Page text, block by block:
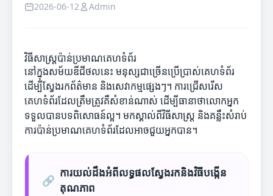
2026-06-12 Admin
វិធីសាស្ត្រប៉ាន់ប្រមាណគេហទំព័រ
នៅក្នុងសម័យឌីជីថលនេះ មនុស្សជាច្រើនប្រើប្រាស់គេហទំព័រ
ដើម្បីស្វែងរកព័ត៌មាន និងសេវាកម្មផ្សេងៗ។ ការជ្រើសរើស
គេហទំព័រដែលត្រឹមត្រូវគឺសំខាន់ណាស់ ដើម្បីធានាថាលោកអ្នក
ទទួលបានបទពិសោធន៍ល្អ។ មកស្គាល់ពីវិធីសាស្ត្រ និងគន្លឹះសំរាប់
ការប៉ាន់ប្រមាណគេហទំព័រដែលអាចជួយអ្នកបាន។
🔗
ការយល់ដឹងអំពីលទ្ធផលស្វែងរកនិងវិធីបង្កើន
គុណភាព